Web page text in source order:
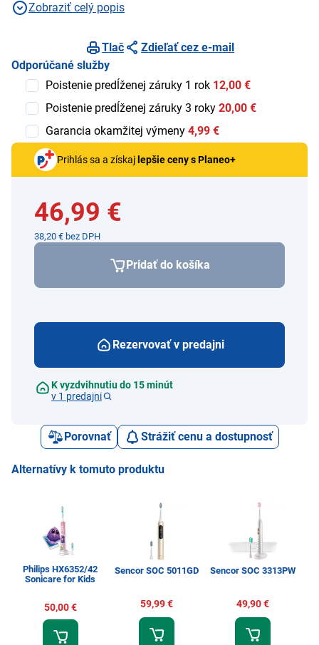
Zobraziť celý popis
Tlač
Zdieľať cez e-mail
Odporúčané služby
Poistenie predĺženej záruky 1 rok 12,00 €
Poistenie predĺženej záruky 3 roky 20,00 €
Garancia okamžitej výmeny 4,99 €
Prihlás sa a získaj lepšie ceny s Planeo+
46,99 €
38,20 € bez DPH
Pridať do košíka
Rezervovať v predajni
K vyzdvihnutiu do 15 minút
v 1 predajni
Porovnať Strážiť cenu a dostupnosť
Alternatívy k tomuto produktu
Philips HX6352/42
Sonicare for Kids
50,00 €
Sencor SOC 5011GD
59,99 €
Sencor SOC 3313PW
49,90 €